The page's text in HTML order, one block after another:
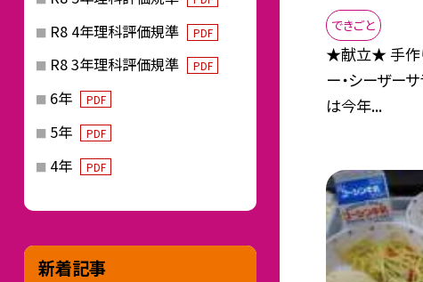
できごと
★献立★ 手作
ー・シーザー
は今年...
R8 4年理科評価規準 PDF
R8 3年理科評価規準 PDF
6年 PDF
5年 PDF
4年 PDF
新着記事